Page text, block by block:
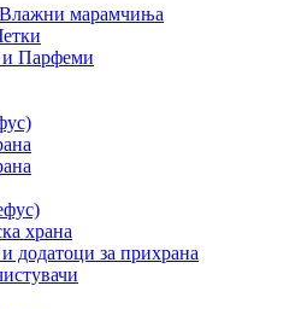
марамчиња
Парфеми
храна
додатоци за прихрана